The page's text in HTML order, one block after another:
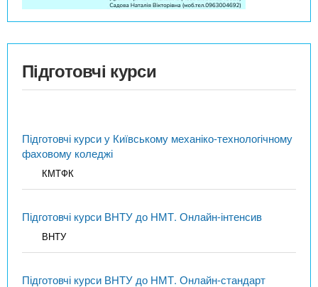
Підготовчі курси
Підготовчі курси у Київському механіко-технологічному
фаховому коледжі
КМТФК
Підготовчі курси ВНТУ до НМТ. Онлайн-інтенсив
ВНТУ
Підготовчі курси ВНТУ до НМТ. Онлайн-стандарт